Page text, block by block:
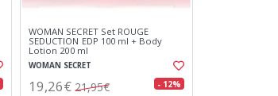
WOMAN SECRET Set ROUGE
SEDUCTION EDP 100 ml + Body
Lotion 200 ml
WOMAN SECRET
19,26€ 21,95€ - 12%